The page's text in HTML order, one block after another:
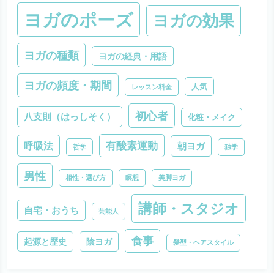
ヨガのポーズ ヨガの効果
ヨガの種類 ヨガの経典・用語
ヨガの頻度・期間 レッスン料金 人気
八支則（はっしそく） 初心者 化粧・メイク
呼吸法 哲学 有酸素運動 朝ヨガ 独学
男性 相性・選び方 瞑想 美脚ヨガ
自宅・おうち 芸能人 講師・スタジオ
起源と歴史 陰ヨガ 食事 髪型・ヘアスタイル